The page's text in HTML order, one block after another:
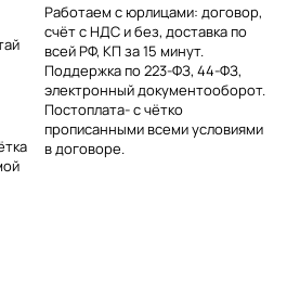
Работаем с юрлицами: договор,
счёт с НДС и без, доставка по
всей РФ, КП за 15 минут.
Поддержка по 223-ФЗ, 44-ФЗ,
электронный документооборот.
Постоплата- с чётко
прописанными всеми условиями
в договоре.